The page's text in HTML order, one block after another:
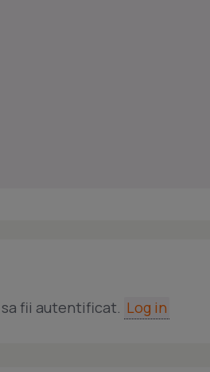
fii autentificat. Log in